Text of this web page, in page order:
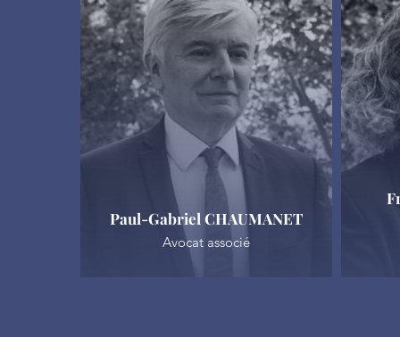
Paul-Gabriel CHAUMANET
Avocat associé